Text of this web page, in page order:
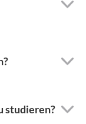
studieren?